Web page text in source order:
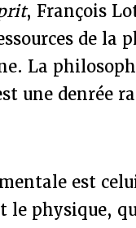
, François
de la
La
une denrée
est
le physique,